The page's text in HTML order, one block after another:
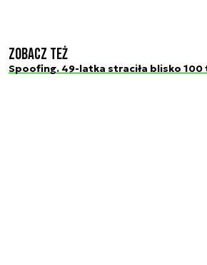
Zobacz też
Spoofing. 49-latka straciła blisko 100